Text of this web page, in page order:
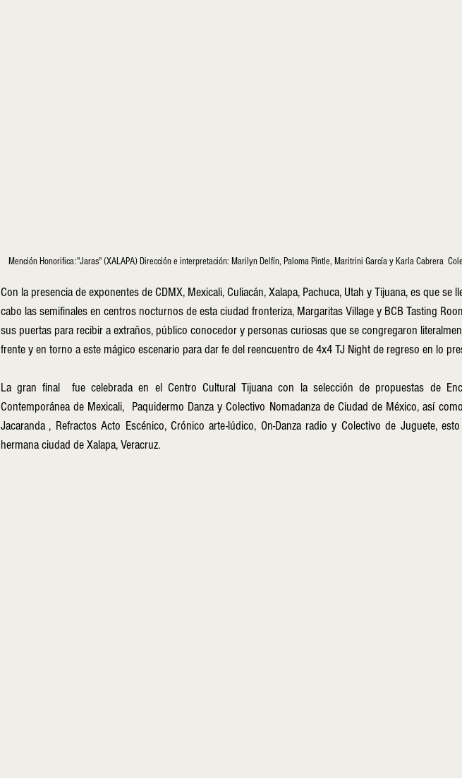
Mención Honorifica:"Jaras" (XALAPA) Dirección e interpretación: Marilyn Delfín, Paloma Pintle, Maritrini García y Karla Cabrera
Con la presencia de exponentes de CDMX, Mexicali, Culiacán, Xalapa, Pachuca, Utah y Tijuana, es que se
cabo las semifinales en centros nocturnos de esta ciudad fronteriza, Margaritas Village y BCB Tasting
sus puertas para recibir a extraños, público conocedor y personas curiosas que se congregaron
frente y en torno a este mágico escenario para dar fe del reencuentro de 4x4 TJ Night de regreso en lo
La gran final  fue celebrada en el Centro Cultural Tijuana con la selección de propuestas de
Contemporánea de Mexicali,  Paquidermo Danza y Colectivo Nomadanza de Ciudad de México, así
Jacaranda , Refractos Acto Escénico, Crónico arte-lúdico, On-Danza radio y Colectivo de Juguete,
hermana ciudad de Xalapa, Veracruz.